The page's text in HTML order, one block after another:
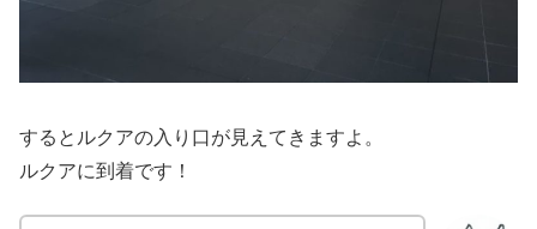
するとルクアの入り口が見えてきますよ。
ルクアに到着です！